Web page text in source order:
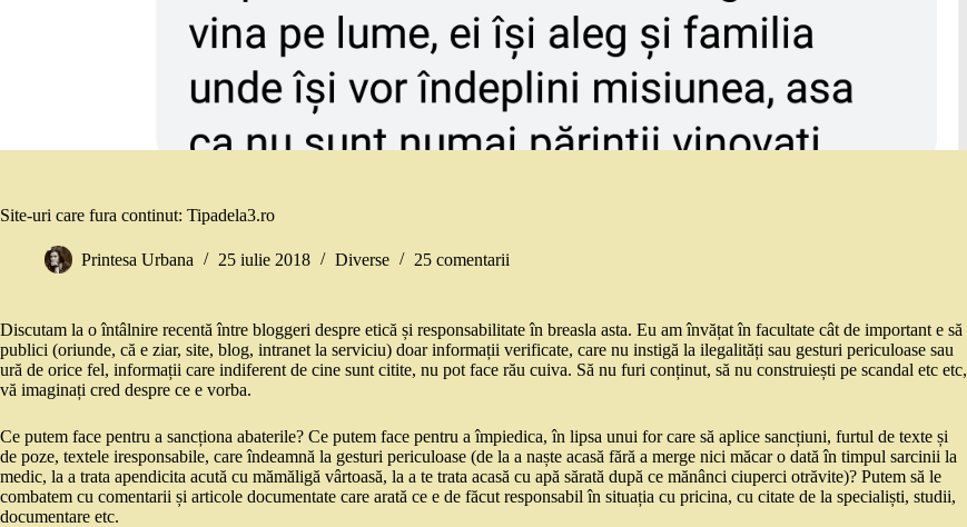
Site-uri care fura continut: Tipadela3.ro
Printesa Urbana 25 iulie 2018 Diverse 25 comentarii
Discutam la o întâlnire recentă între bloggeri despre etică și responsabilitate în breasla asta. Eu am învățat în facultate cât de important e să
publici (oriunde, că e ziar, site, blog, intranet la serviciu) doar informații verificate, care nu instigă la ilegalități sau gesturi periculoase sau
ură de orice fel, informații care indiferent de cine sunt citite, nu pot face rău cuiva. Să nu furi conținut, să nu construiești pe scandal etc etc,
vă imaginați cred despre ce e vorba.
Ce putem face pentru a sancționa abaterile? Ce putem face pentru a împiedica, în lipsa unui for care să aplice sancțiuni, furtul de texte și
de poze, textele iresponsabile, care îndeamnă la gesturi periculoase (de la a naște acasă fără a merge nici măcar o dată în timpul sarcinii la
medic, la a trata apendicita acută cu mămăligă vârtoasă, la a te trata acasă cu apă sărată după ce mănânci ciuperci otrăvite)? Putem să le
combatem cu comentarii și articole documentate care arată ce e de făcut responsabil în situația cu pricina, cu citate de la specialiști, studii,
documentare etc.